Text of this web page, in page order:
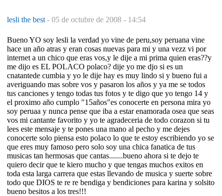
lesli the best - 05 de octubre de 2008 - 14:54
Bueno YO soy lesli la verdad yo vine de peru,soy peruana vine
hace un año atras y eran cosas nuevas para mi y una vezz vi por
internet a un chico que eras vos,y le dije a mi prima quien eras??y
me dijo es EL POLACO polaco? dije yo me djo si es un
cnatantede cumbia y yo le dije hay es muy lindo si y bueno fui a
averiguando mas sobre vos y pasaron los años y ya me se todos
tus canciones y tengo todas tus fotos y te digo que yo tengo 14 y
el proximo año cumplo "15años"es conocerte en persona mira yo
soy peruaa y nunca pense que iba a estar enamorada osea que seas
vos mi cantante favorito y yo te agradeceria de todo corazon si tu
lees este mensaje y te pones una mano al pecho y me dejes
conocerte solo piensa esto polaco lo que te estoy escribiendo yo se
que eres muy famoso pero solo soy una chica fanatica de tus
musicas tan hermosas que cantas.......bueno ahora si te dejo te
quiero decir que te kiero mucho y que tengas muchos exitos en
toda esta larga carrera que estas llevando de musica y suerte sobre
todo que DIOS te re re bendiga y bendiciones para karina y solsito
bueno besitos a los tres!!!